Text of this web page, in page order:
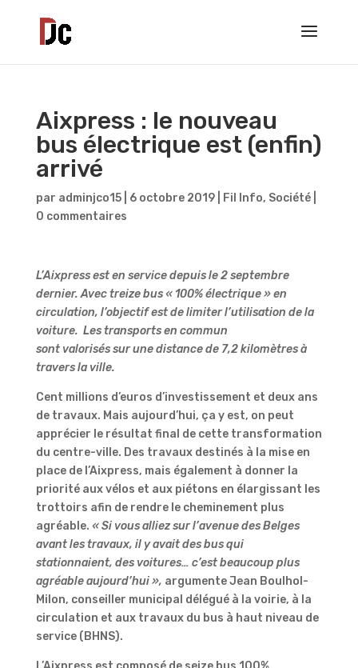
Aixpress : le nouveau
bus électrique est (enfin)
arrivé
par adminjco15| 6 octobre 2019| Fil Info, Société|
0 commentaires
L’Aixpress est en service depuis le 2 septembre
dernier. Avec treize bus « 100% électrique » en
circulation, l’objectif est de limiter l’utilisation de la
voiture. Les transports en commun
sont valorisés sur une distance de 7,2 kilomètres à
travers la ville.
Cent millions d’euros d’investissement et deux ans
de travaux. Mais aujourd’hui, ça y est, on peut
apprécier le résultat final de cette transformation
du centre-ville. Des travaux destinés à la mise en
place de l’Aixpress, mais également à donner la
priorité aux vélos et aux piétons en élargissant les
trottoirs afin de rendre le cheminement plus
agréable. « Si vous alliez sur l’avenue des Belges
avant les travaux, il y avait des bus qui
stationnaient, des voitures… c’est beaucoup plus
agréable aujourd’hui », argumente Jean Boulhol-
Milon, conseiller municipal délégué à la voirie, à la
circulation et aux travaux du bus à haut niveau de
service (BHNS).